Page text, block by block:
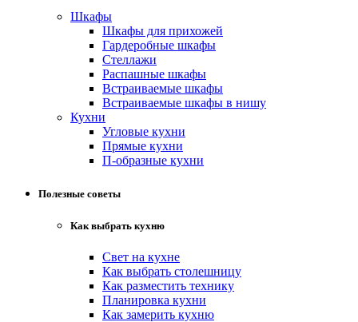
Шкафы
Шкафы для прихожей
Гардеробные шкафы
Стеллажи
Распашные шкафы
Встраиваемые шкафы
Встраиваемые шкафы в нишу
Кухни
Угловые кухни
Прямые кухни
П-образные кухни
Полезные советы
Как выбрать кухню
Свет на кухне
Как выбрать столешницу
Как разместить технику
Планировка кухни
Как замерить кухню